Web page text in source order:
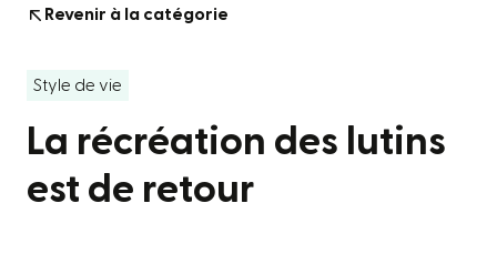
Revenir à la catégorie
Style de vie
La récréation des lutins
est de retour